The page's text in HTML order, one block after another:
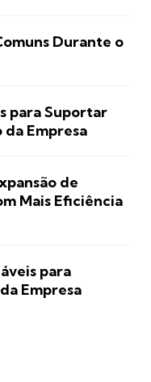
Durante o
para Suportar
Empresa
de
Mais Eficiência
para
Empresa